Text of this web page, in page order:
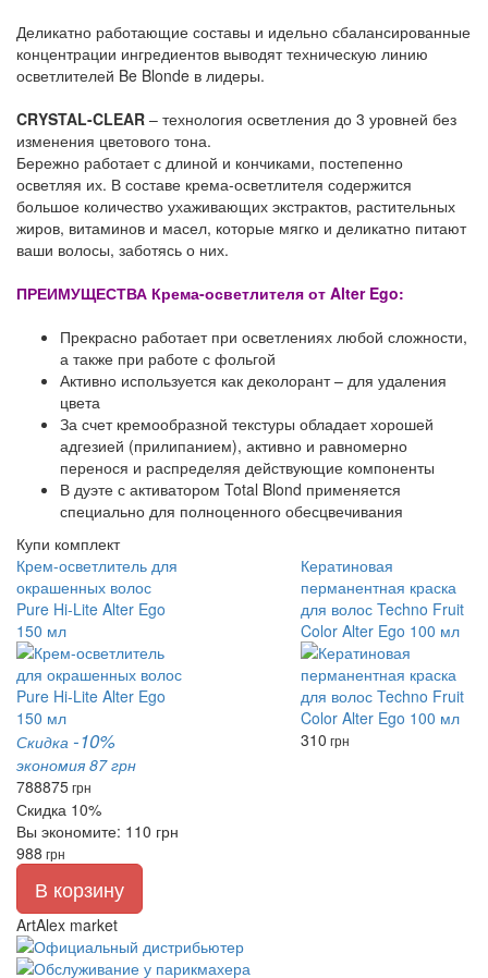
Деликатно работающие составы и идельно сбалансированные
концентрации ингредиентов выводят техническую линию
осветлителей Be Blonde в лидеры.
CRYSTAL-CLEAR – технология осветления до 3 уровней без
изменения цветового тона.
Бережно работает с длиной и кончиками, постепенно
осветляя их. В составе крема-осветлителя содержится
большое количество ухаживающих экстрактов, растительных
жиров, витаминов и масел, которые мягко и деликатно питают
ваши волосы, заботясь о них.
ПРЕИМУЩЕСТВА Крема-осветлителя от Alter Ego:
Прекрасно работает при осветлениях любой сложности,
а также при работе с фольгой
Активно используется как деколорант – для удаления
цвета
За счет кремообразной текстуры обладает хорошей
адгезией (прилипанием), активно и равномерно
перенося и распределяя действующие компоненты
В дуэте с активатором Total Blond применяется
специально для полноценного обесцвечивания
Купи комплект
Крем-осветлитель для
окрашенных волос
Pure Hi-Lite Alter Ego
150 мл
Скидка -10%
экономия 87 грн
788875грн
Кератиновая
перманентная краска
для волос Techno Fruit
Color Alter Ego 100 мл
310 грн
Скидка 10%
Вы экономите: 110 грн
988 грн
В корзину
ArtAlex market